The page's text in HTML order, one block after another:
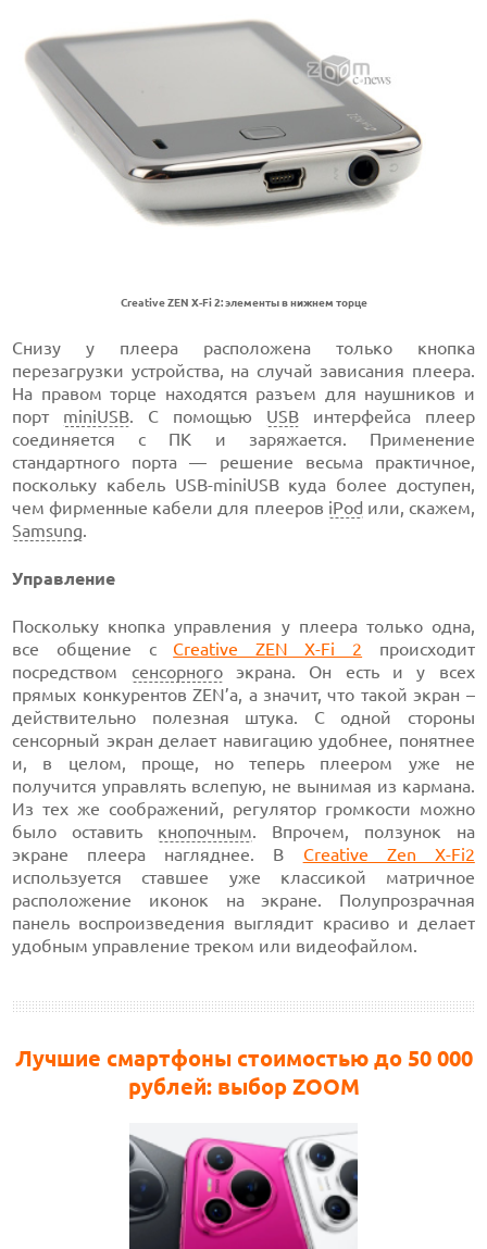
Creative ZEN X-Fi 2: элементы в нижнем торце
Снизу у плеера расположена только кнопка
перезагрузки устройства, на случай зависания плеера.
На правом торце находятся разъем для наушников и
порт miniUSB. С помощью USBинтерфейса плеер
соединяется с ПК и заряжается. Применение
стандартного порта — решение весьма практичное,
поскольку кабель USB-miniUSB куда более доступен,
чем фирменные кабели для плееров iPod или, скажем,
Samsung.
Управление
Поскольку кнопка управления у плеера только одна,
все общение с Creative ZEN X-Fi 2 происходит
посредством сенсорногоэкрана. Он есть и у всех
прямых конкурентов ZEN’а, а значит, что такой экран –
действительно полезная штука. С одной стороны
сенсорный экран делает навигацию удобнее, понятнее
и, в целом, проще, но теперь плеером уже не
получится управлять вслепую, не вынимая из кармана.
Из тех же соображений, регулятор громкости можно
было оставить кнопочным. Впрочем, ползунок на
экране плеера нагляднее. В Creative Zen X-Fi2
используется ставшее уже классикой матричное
расположение иконок на экране. Полупрозрачная
панель воспроизведения выглядит красиво и делает
удобным управление треком или видеофайлом.
Лучшие смартфоны стоимостью до 50 000
рублей: выбор ZOOM